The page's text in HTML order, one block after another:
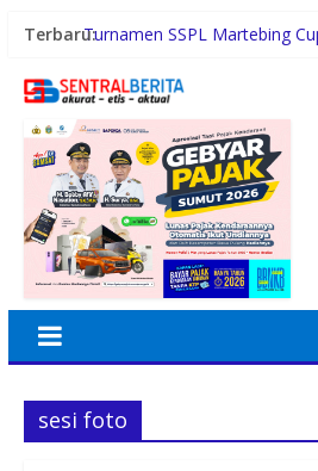
Terbaru:Turnamen SSPL Martebing
PETI Perbatasan Tapsel-
Semarak HUT ke-81 RI, BRI
Nuansa Merah Putih di
BRI BO Sudirman Semanggi
Pembukaan Koperasi DPD RI
CLEAR Bagikan Tips Punya
Sehat Seperti Cristiano Ronaldo
sesi foto